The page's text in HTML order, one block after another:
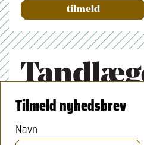
Tandlægeforeningen
Amaliegade 17
1256 København K
Tilmeld nyhedsbrev
Navn